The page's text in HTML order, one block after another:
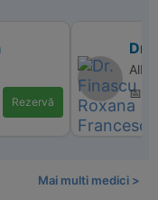
Rezervă
Dr.
📅
Mai multi medici >